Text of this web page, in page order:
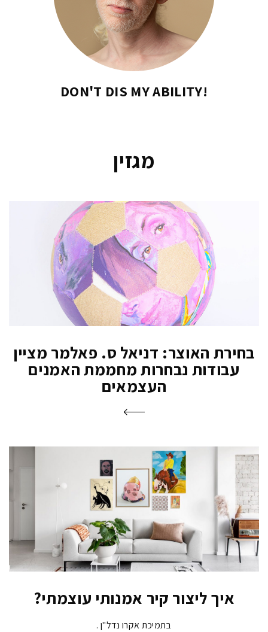
!DON'T DIS MY ABILITY
מגזין
בחירת האוצר: דניאל ס. פאלמר מציין
עבודות נבחרות מחממת האמנים
העצמאים
איך ליצור קיר אמנותי עוצמתי?
בתמיכת אקרו נדל"ן